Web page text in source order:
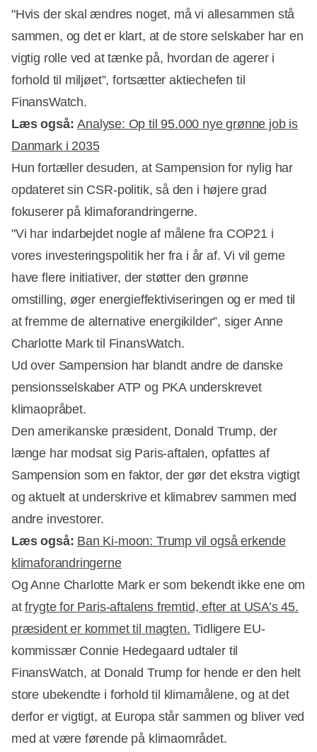
"Hvis der skal ændres noget, må vi allesammen stå
sammen, og det er klart, at de store selskaber har en
vigtig rolle ved at tænke på, hvordan de agerer i
forhold til miljøet”, fortsætter aktiechefen til
FinansWatch.
Læs også: Analyse: Op til 95.000 nye grønne job is
Danmark i 2035
Hun fortæller desuden, at Sampension for nylig har
opdateret sin CSR-politik, så den i højere grad
fokuserer på klimaforandringerne.
"Vi har indarbejdet nogle af målene fra COP21 i
vores investeringspolitik her fra i år af. Vi vil gerne
have flere initiativer, der støtter den grønne
omstilling, øger energieffektiviseringen og er med til
at fremme de alternative energikilder”, siger Anne
Charlotte Mark til FinansWatch.
Ud over Sampension har blandt andre de danske
pensionsselskaber ATP og PKA underskrevet
klimaopråbet.
Den amerikanske præsident, Donald Trump, der
længe har modsat sig Paris-aftalen, opfattes af
Sampension som en faktor, der gør det ekstra vigtigt
og aktuelt at underskrive et klimabrev sammen med
andre investorer.
Læs også: Ban Ki-moon: Trump vil også erkende
klimaforandringerne
Og Anne Charlotte Mark er som bekendt ikke ene om
atfrygte for Paris-aftalens fremtid, efter at USA’s 45.
præsident er kommet til magten. Tidligere EU-
kommissær Connie Hedegaard udtaler til
FinansWatch, at Donald Trump for hende er den helt
store ubekendte i forhold til klimamålene, og at det
derfor er vigtigt, at Europa står sammen og bliver ved
med at være førende på klimaområdet.